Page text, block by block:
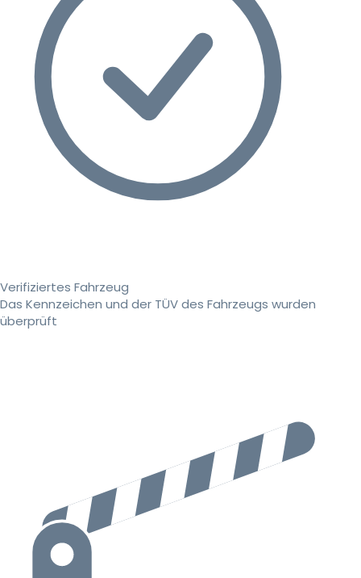
Verifiziertes Fahrzeug
Das Kennzeichen und der TÜV des Fahrzeugs wurden
überprüft